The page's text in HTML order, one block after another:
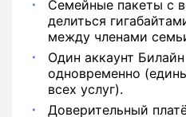
Семейные пакеты с
делиться
между членами
Один аккаунт
одновременно
всех услуг).
Доверительный